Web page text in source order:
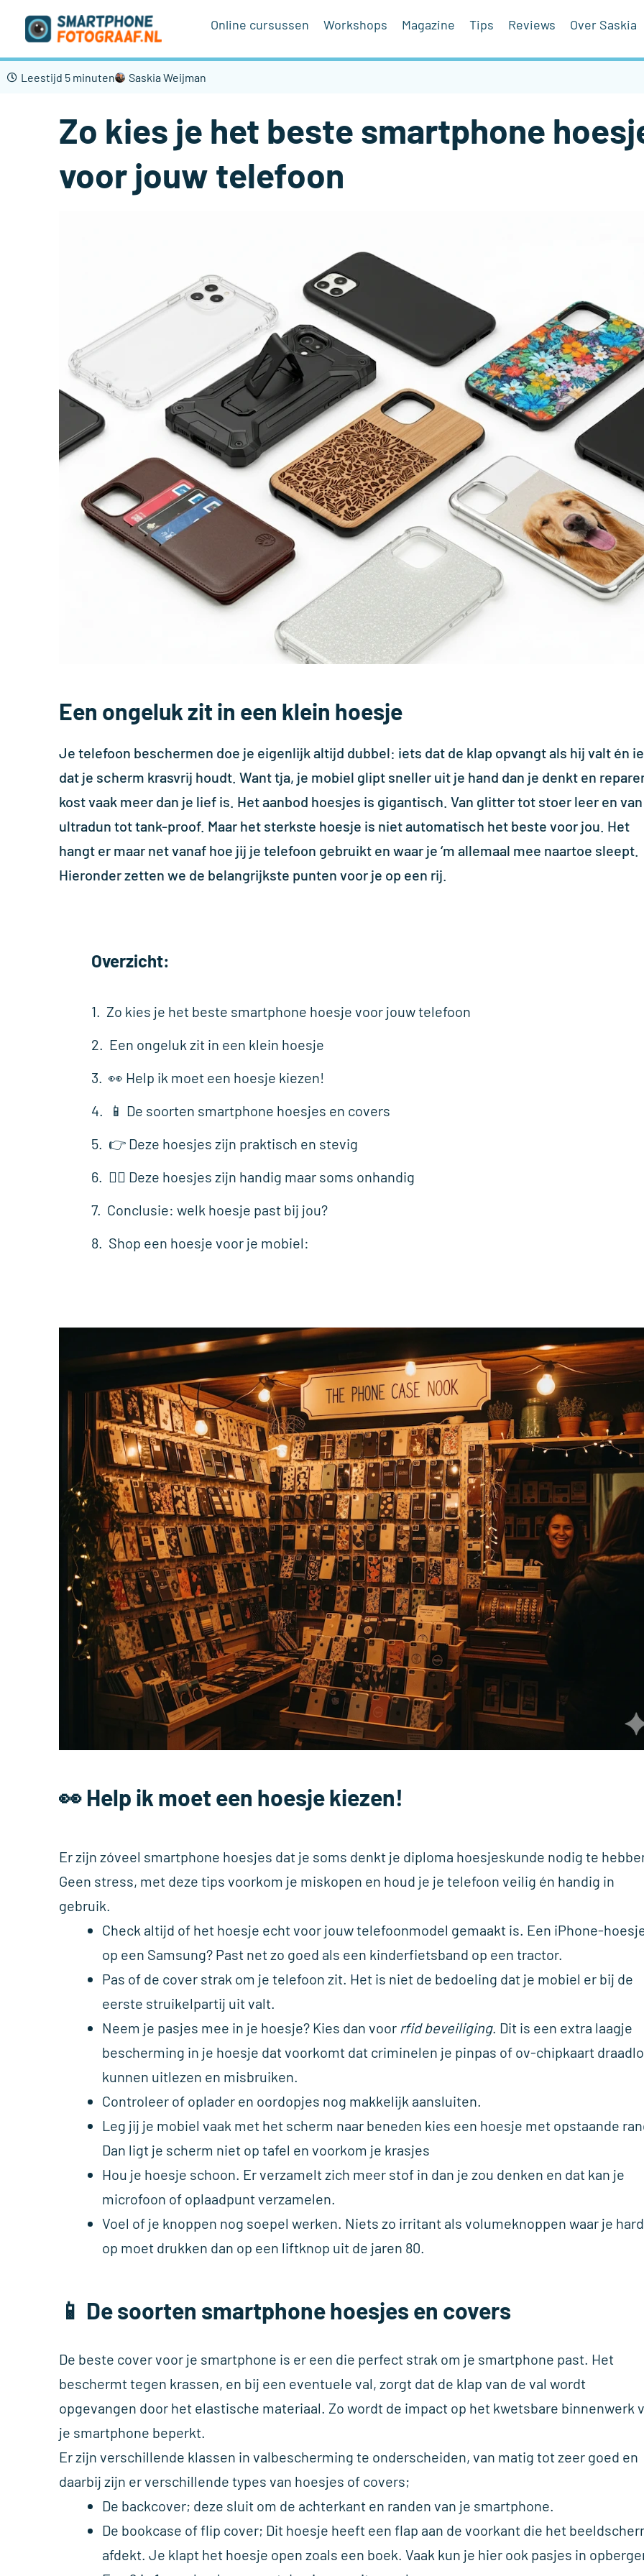
inhoud
Online cursussen Workshops Magazine Tips Reviews Over Saskia
Leestijd 5 minuten Saskia Weijman
Zo kies je het beste smartphone
voor jouw telefoon
Een ongeluk zit in een klein hoesje
Je telefoon beschermen doe je eigenlijk altijd dubbel: iets dat de klap opvangt als hij valt én
dat je scherm krasvrij houdt. Want tja, je mobiel glipt sneller uit je hand dan je denkt en
kost vaak meer dan je lief is. Het aanbod hoesjes is gigantisch. Van glitter tot stoer leer en van
ultradun tot tank-proof. Maar het sterkste hoesje is niet automatisch het beste voor jou. Het
hangt er maar net vanaf hoe jij je telefoon gebruikt en waar je ‘m allemaal mee naartoe sleept.
Hieronder zetten we de belangrijkste punten voor je op een rij.
Overzicht:
Zo kies je het beste smartphone hoesje voor jouw telefoon
Een ongeluk zit in een klein hoesje
👀 Help ik moet een hoesje kiezen!
📱 De soorten smartphone hoesjes en covers
👉 Deze hoesjes zijn praktisch en stevig
🤷‍♀️ Deze hoesjes zijn handig maar soms onhandig
Conclusie: welk hoesje past bij jou?
Shop een hoesje voor je mobiel:
👀 Help ik moet een hoesje kiezen!
Er zijn zóveel smartphone hoesjes dat je soms denkt je diploma hoesjeskunde nodig te
Geen stress, met deze tips voorkom je miskopen en houd je je telefoon veilig én handig in
gebruik.
Check altijd of het hoesje echt voor jouw telefoonmodel gemaakt is. Een iPhone-
op een Samsung? Past net zo goed als een kinderfietsband op een tractor.
Pas of de cover strak om je telefoon zit. Het is niet de bedoeling dat je mobiel er bij de
eerste struikelpartij uit valt.
Neem je pasjes mee in je hoesje? Kies dan voor rfid beveiliging. Dit is een extra laagje
bescherming in je hoesje dat voorkomt dat criminelen je pinpas of ov-chipkaart
kunnen uitlezen en misbruiken.
Controleer of oplader en oordopjes nog makkelijk aansluiten.
Leg jij je mobiel vaak met het scherm naar beneden kies een hoesje met opstaande
Dan ligt je scherm niet op tafel en voorkom je krasjes
Hou je hoesje schoon. Er verzamelt zich meer stof in dan je zou denken en dat kan je
microfoon of oplaadpunt verzamelen.
Voel of je knoppen nog soepel werken. Niets zo irritant als volumeknoppen waar je
op moet drukken dan op een liftknop uit de jaren 80.
📱 De soorten smartphone hoesjes en covers
De beste cover voor je smartphone is er een die perfect strak om je smartphone past. Het
beschermt tegen krassen, en bij een eventuele val, zorgt dat de klap van de val wordt
opgevangen door het elastische materiaal. Zo wordt de impact op het kwetsbare binnenwerk
je smartphone beperkt.
Er zijn verschillende klassen in valbescherming te onderscheiden, van matig tot zeer goed en
daarbij zijn er verschillende types van hoesjes of covers;
De backcover; deze sluit om de achterkant en randen van je smartphone.
De bookcase of flip cover; Dit hoesje heeft een flap aan de voorkant die het
afdekt. Je klapt het hoesje open zoals een boek. Vaak kun je hier ook pasjes in